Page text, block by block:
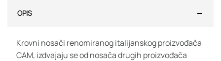
OPIS
Krovni nosači renomiranog italijanskog proizvođača
CAM, izdvajaju se od nosača drugih proizvođača